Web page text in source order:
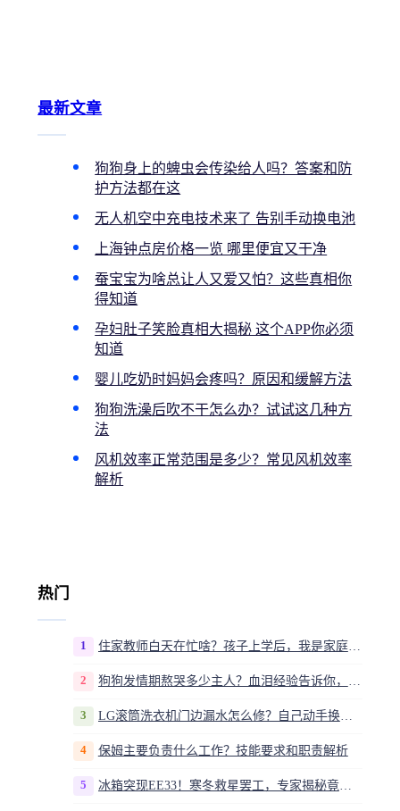
最新文章
狗狗身上的蜱虫会传染给人吗？答案和防
护方法都在这
无人机空中充电技术来了 告别手动换电池
上海钟点房价格一览 哪里便宜又干净
蚕宝宝为啥总让人又爱又怕？这些真相你
得知道
孕妇肚子笑脸真相大揭秘 这个APP你必须
知道
婴儿吃奶时妈妈会疼吗？原因和缓解方法
狗狗洗澡后吹不干怎么办？试试这几种方
法
风机效率正常范围是多少？常见风机效率
解析
热门
1 住家教师白天在忙啥？孩子上学后，我是家庭运营官
2
3 LG滚筒洗衣机门边漏水怎么修？自己动手换密封圈教程视频
4 保姆主要负责什么工作？技能要求和职责解析
5 冰箱突现EE33！寒冬救星罢工，专家揭秘竟是无解故障？